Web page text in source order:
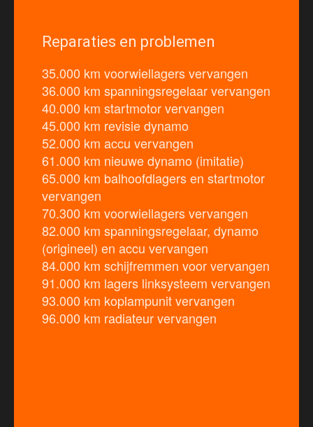
Reparaties en problemen
35.000 km voorwiellagers vervangen
36.000 km spanningsregelaar vervangen
40.000 km startmotor vervangen
45.000 km revisie dynamo
52.000 km accu vervangen
61.000 km nieuwe dynamo (imitatie)
65.000 km balhoofdlagers en startmotor
vervangen
70.300 km voorwiellagers vervangen
82.000 km spanningsregelaar, dynamo
(origineel) en accu vervangen
84.000 km schijfremmen voor vervangen
91.000 km lagers linksysteem vervangen
93.000 km koplampunit vervangen
96.000 km radiateur vervangen